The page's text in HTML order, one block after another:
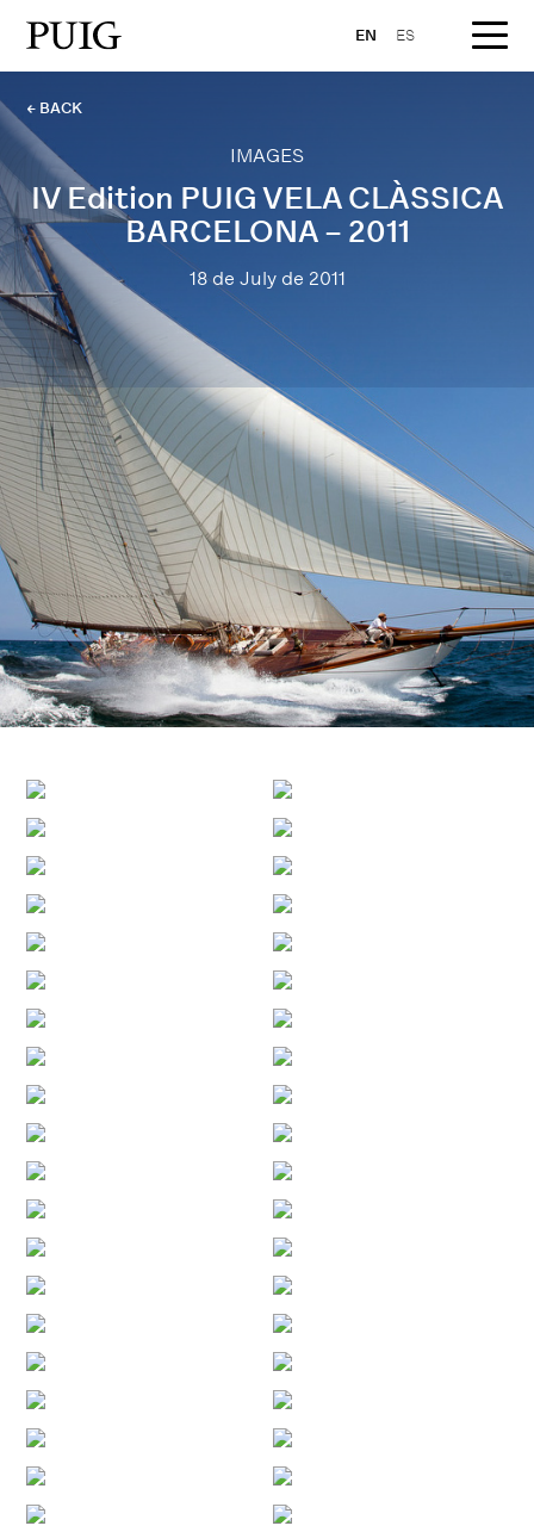
EN ES
← BACK
IMAGES
IV Edition PUIG VELA CLÀSSICA
BARCELONA – 2011
18 de July de 2011